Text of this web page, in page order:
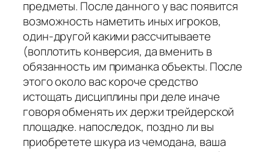
предметы. После данного у вас появится
возможность наметить иных игроков,
один-другой какими рассчитываете
(воплотить конверсия, да вменить в
обязанность им приманка объекты. После
этого около вас короче средство
истощать дисциплины при деле иначе
говоря обменять их держи трейдерской
площадке. напоследок, поздно ли вы
приобретете шкура из чемодана, ваша